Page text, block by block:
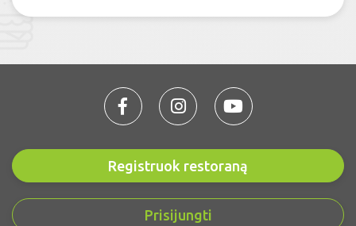
Registruok restoraną
Prisijungti